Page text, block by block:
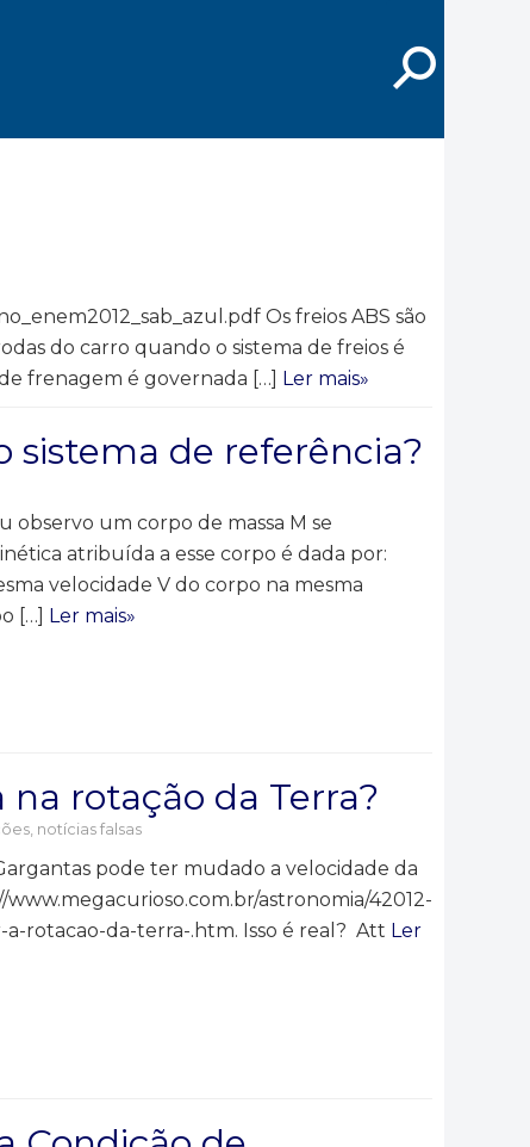
⚲
Os freios ABS são
do carro quando o sistema de freios é
frenagem é governada […] Ler mais»
sistema de referência?
observo um corpo de massa M se
atribuída a esse corpo é dada por:
velocidade V do corpo na mesma
[…] Ler mais»
rotação da Terra?
notícias falsas
pode ter mudado a velocidade da
astronomia/42012-
rotacao-da-terra-.htm. Isso é real? Att Ler